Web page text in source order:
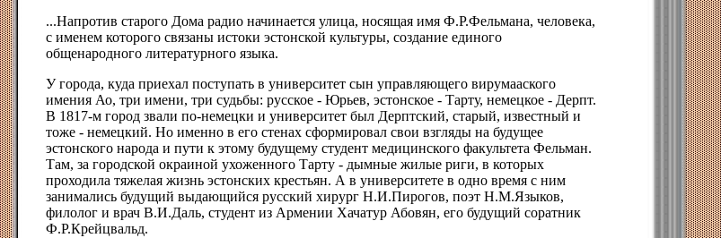
...Напротив старого Дома радио начинается улица, носящая имя Ф.Р.Фельмана, человека,
с именем которого связаны истоки эстонской культуры, создание единого
общенародного литературного языка.
У города, куда приехал поступать в университет сын управляющего вирумааского
имения Ао, три имени, три судьбы: русское - Юрьев, эстонское - Тарту, немецкое - Дерпт.
В 1817-м город звали по-немецки и университет был Дерптский, старый, известный и
тоже - немецкий. Но именно в его стенах сформировал свои взгляды на будущее
эстонского народа и пути к этому будущему студент медицинского факультета Фельман.
Там, за городской окраиной ухоженного Тарту - дымные жилые риги, в которых
проходила тяжелая жизнь эстонских крестьян. А в университете в одно время с ним
занимались будущий выдающийся русский хирург Н.И.Пирогов, поэт Н.М.Языков,
филолог и врач В.И.Даль, студент из Армении Хачатур Абовян, его будущий соратник
Ф.Р.Крейцвальд.